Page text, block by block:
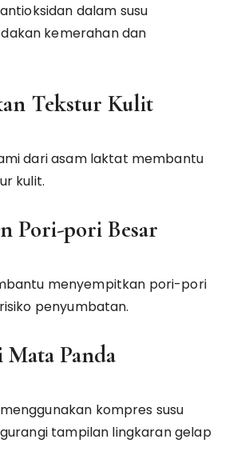
dalam susu
kemerahan dan
Tekstur Kulit
dari asam laktat membantu
kulit.
Pori-pori Besar
menyempitkan pori-pori
penyumbatan.
Panda
kompres susu
tampilan lingkaran gelap